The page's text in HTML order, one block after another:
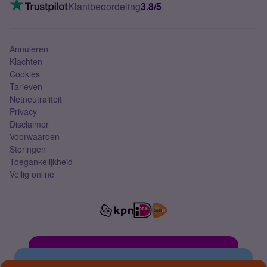
Mobiel abonnement
Klantbeoordeling3.8/5
Annuleren
Klachten
Cookies
Tarieven
Netneutraliteit
Privacy
Disclaimer
Voorwaarden
Storingen
Toegankelijkheid
Veilig online